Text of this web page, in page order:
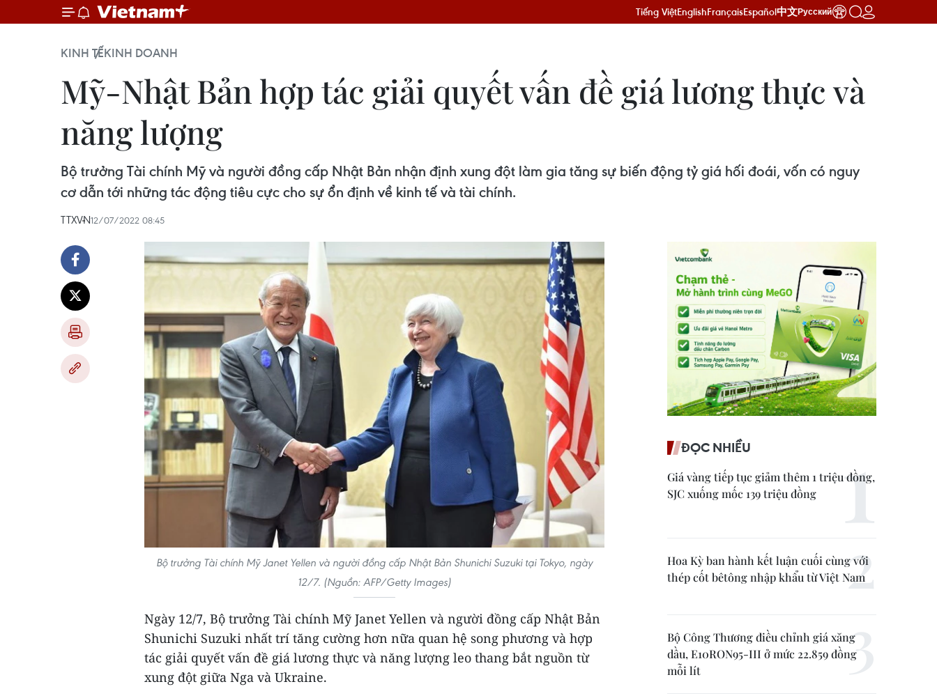
Tiếng ViệtEnglishFrançaisEspañol中文Русский
KINH TẾKINH DOANH
Mỹ-Nhật Bản hợp tác giải quyết vấn đề giá lương thực và
năng lượng
Bộ trưởng Tài chính Mỹ và người đồng cấp Nhật Bản nhận định xung đột làm gia tăng sự biến động tỷ giá hối đoái, vốn có nguy
cơ dẫn tới những tác động tiêu cực cho sự ổn định về kinh tế và tài chính.
TTXVN12/07/2022 08:45
Bộ trưởng Tài chính Mỹ Janet Yellen và người đồng cấp Nhật Bản Shunichi Suzuki tại Tokyo, ngày
12/7. (Nguồn: AFP/Getty Images)
Ngày 12/7, Bộ trưởng Tài chính Mỹ Janet Yellen và người đồng cấp Nhật Bản
Shunichi Suzuki nhất trí tăng cường hơn nữa quan hệ song phương và hợp
tác giải quyết vấn đề giá lương thực và năng lượng leo thang bắt nguồn từ
xung đột giữa Nga và Ukraine.
ĐỌC NHIỀU
Giá vàng tiếp tục giảm thêm 1 triệu đồng,
SJC xuống mốc 139 triệu đồng
Hoa Kỳ ban hành kết luận cuối cùng với
thép cốt bêtông nhập khẩu từ Việt Nam
Bộ Công Thương điều chỉnh giá xăng
dầu, E10RON95-III ở mức 22.859 đồng
mỗi lít